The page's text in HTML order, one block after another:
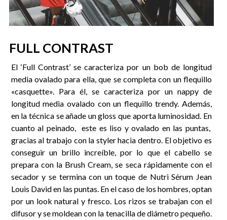
FULL CONTRAST
El ‘Full Contrast’ se caracteriza por un bob de longitud
media ovalado para ella, que se completa con un flequillo
«casquette». Para él, se caracteriza por un nappy de
longitud media ovalado con un flequillo trendy. Además,
en la técnica se añade un gloss que aporta luminosidad. En
cuanto al peinado, este es liso y ovalado en las puntas,
gracias al trabajo con la styler hacia dentro. El objetivo es
conseguir un brillo increíble, por lo que el cabello se
prepara con la Brush Cream, se seca rápidamente con el
secador y se termina con un toque de Nutri Sérum Jean
Louis David en las puntas. En el caso de los hombres, optan
por un look natural y fresco. Los rizos se trabajan con el
difusor y se moldean con la tenacilla de diámetro pequeño.